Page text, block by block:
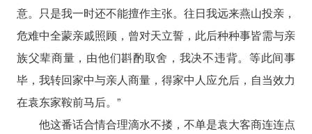
意。只是我一时还不能擅作主张。往日我远来燕山投亲，
危难中全蒙亲戚照顾，曾对天立誓，此后种种事皆需与亲
族父辈商量，由他们斟酌取舍，我决不违背。等此间事
毕，我转回家中与亲人商量，得家中人应允后，自当效力
在袁东家鞍前马后。”
他这番话合情合理滴水不搂，不单是袁大客商连连点